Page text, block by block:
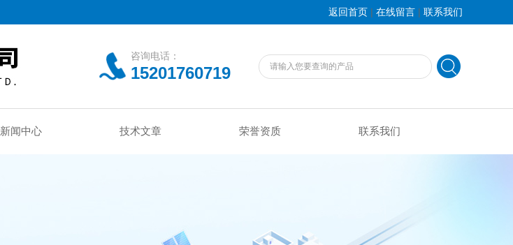
返回首页 | 在线留言 | 联系我们
咨询电话：
15201760719
新闻中心 技术文章 荣誉资质 联系我们